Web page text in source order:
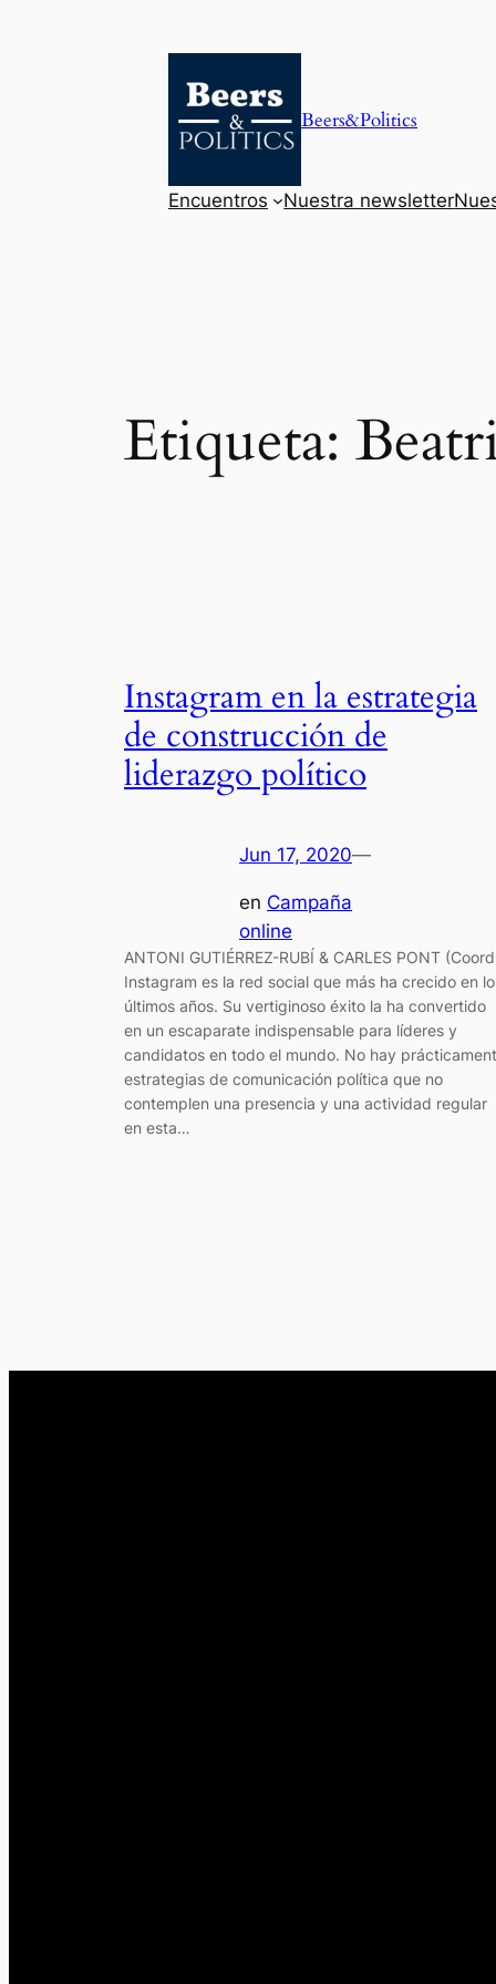
Beers&Politics
Encuentros Nuestra newsletter
Etiqueta:
Instagram en la estrategia
de construcción de
liderazgo político
Jun 17, 2020—
en Campaña
online
ANTONI GUTIÉRREZ-RUBÍ & CARLES PONT
Instagram es la red social que más ha crecido en
últimos años. Su vertiginoso éxito la ha convertido
en un escaparate indispensable para líderes y
candidatos en todo el mundo. No hay
estrategias de comunicación política que no
contemplen una presencia y una actividad regular
en esta…